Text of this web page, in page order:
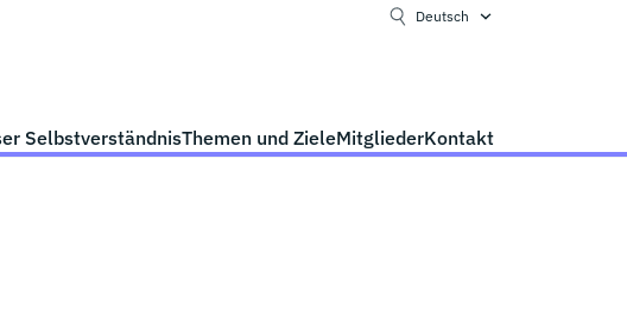
Deutsch
SelbstverständnisThemen und ZieleMitgliederKontakt